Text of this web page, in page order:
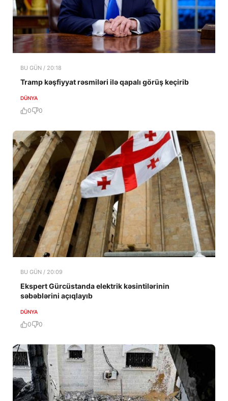
BU GÜN / 20:18
Tramp kəşfiyyat rəsmiləri ilə qapalı görüş keçirib
DÜNYA
0 0
BU GÜN / 20:09
Ekspert Gürcüstanda elektrik kəsintilərinin
səbəblərini açıqlayıb
DÜNYA
0 0